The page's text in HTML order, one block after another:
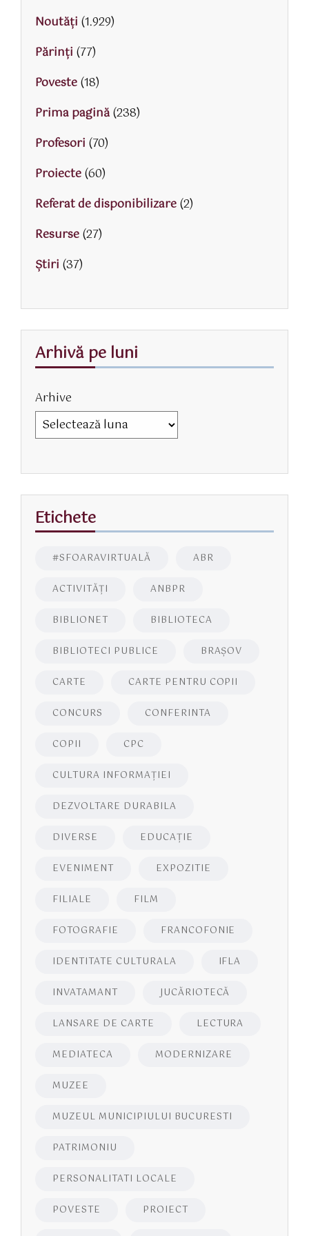
Noutăți (1.929)
Părinţi (77)
Poveste(18)
Prima pagină(238)
Profesori (70)
Proiecte(60)
Referat de disponibilizare(2)
Resurse(27)
Știri (37)
Arhivă pe luni
Arhive
Etichete
#SFOARAVIRTUALĂ ABR
ACTIVITĂŢI ANBPR
BIBLIONET BIBLIOTECA
BIBLIOTECI PUBLICE BRAŞOV
CARTE CARTE PENTRU COPII
CONCURS CONFERINTA
COPII CPC
CULTURA INFORMAŢIEI
DEZVOLTARE DURABILA
DIVERSE EDUCAŢIE
EVENIMENT EXPOZITIE
FILIALE FILM
FOTOGRAFIE FRANCOFONIE
IDENTITATE CULTURALA IFLA
INVATAMANT JUCĂRIOTECĂ
LANSARE DE CARTE LECTURA
MEDIATECA MODERNIZARE
MUZEE
MUZEUL MUNICIPIULUI BUCURESTI
PATRIMONIU
PERSONALITATI LOCALE
POVESTE PROIECT